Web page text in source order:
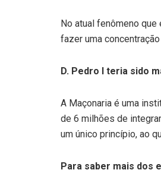
No atual fenômeno que
fazer uma
D. Pedro I teria sido
A Maçonaria é uma
de 6 milhões de
um único princípio, ao
Para saber mais dos